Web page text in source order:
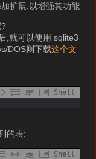
扩展,以增强其功能
,就可以使用 sqlite3
DOS则下载这个文
Shell
的表:
Shell